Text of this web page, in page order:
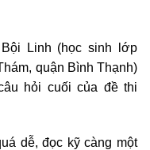
Linh (học sinh lớp
quận Bình Thạnh)
hỏi cuối của đề thi
dễ, đọc kỹ càng một